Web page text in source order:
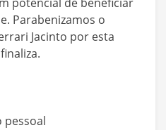
Parabenizamos o
Jacinto por esta
pessoal